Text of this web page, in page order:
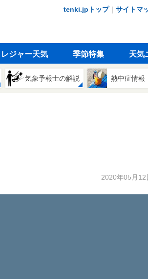
tenki.jpトップ｜ サイトマ
レジャー天気 季節特集 天気
気象予報士の解説 熱中症情報
2020年05月12